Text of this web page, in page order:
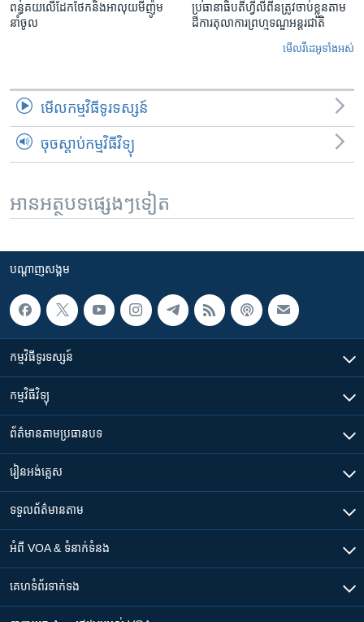
ពន្ធគយ​លើ​ដែកថែក​និង​អាលុយ​មីញ៉ូម​
នាំចូល
ប្រធានាធិបតីហ្វីលីពីន​ត្រូវ​ចាប់ខ្លួនតាម
ដីការ​តុលាការ​ព្រហ្មទណ្ឌ​អន្តរជាតិ
មើល​វីដេអូ​ទាំង​អស់
មើល​កម្មវិធី​ទូរទស្សន៍
ចុចស្តាប់កម្មវិធីវិទ្យុ
អានអត្ថបទផ្សេងៗទៀត
បណ្តាញ​សង្គម
កម្មវិធី​ទូរទស្សន៍
កម្មវិធី​វិទ្យុ
ព័ត៌មាន​តាមប្រធានបទ​
រៀន​​អង់គ្លេស
ទទួល​ព័ត៌មាន​តាម
អំពី​ VOA & ទំនាក់ទំនង
គេហទំព័រ​​ទាក់ទង